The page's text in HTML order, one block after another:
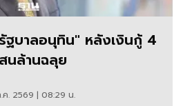
ฐบาลอนุทิน" หลังเงินกู้ 4
นล้านฉลุย
ค. 2569 | 08:29 น.